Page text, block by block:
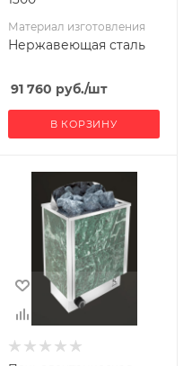
Материал изготовления
Нержавеющая сталь
91 760 руб./шт
В КОРЗИНУ
Глубина, мм
Высота, мм
660
Масса камней, кг
Мощность, кВт